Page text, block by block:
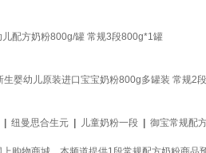
配方奶粉800g/罐 常规3段800g*1罐
婴幼儿原装进口宝宝奶粉800g多罐装 常规2
纽曼思合生元 儿童奶粉一段 御宝常规配